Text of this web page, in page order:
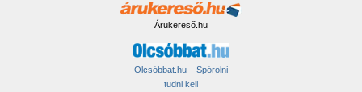
Árukereső.hu
Olcsóbbat.hu – Spórolni
tudni kell